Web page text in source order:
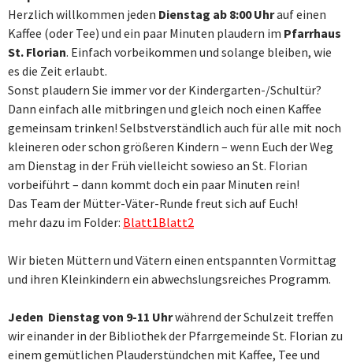
Herzlich willkommen jeden Dienstag ab 8:00 Uhrauf einen
Kaffee (oder Tee) und ein paar Minuten plaudern im Pfarrhaus
St. Florian. Einfach vorbeikommen und solange bleiben, wie
es die Zeit erlaubt.
Sonst plaudern Sie immer vor der Kindergarten-/Schultür?
Dann einfach alle mitbringen und gleich noch einen Kaffee
gemeinsam trinken! Selbstverständlich auch für alle mit noch
kleineren oder schon größeren Kindern – wenn Euch der Weg
am Dienstag in der Früh vielleicht sowieso an St. Florian
vorbeiführt – dann kommt doch ein paar Minuten rein!
Das Team der Mütter-Väter-Runde freut sich auf Euch!
mehr dazu im Folder: Blatt1Blatt2
Wir bieten Müttern und Vätern einen entspannten Vormittag
und ihren Kleinkindern ein abwechslungsreiches Programm.
Jeden Dienstag von 9-11 Uhrwährend der Schulzeit treffen
wir einander in der Bibliothek der Pfarrgemeinde St. Florian zu
einem gemütlichen Plauderstündchen mit Kaffee, Tee und